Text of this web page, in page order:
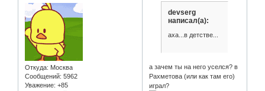
Откуда: Москва
Сообщений: 5962
Уважение: +85
devserg
написал(а):
аха...в детстве...
а зачем ты на него уселся? в
Рахметова (или как там его)
играл?